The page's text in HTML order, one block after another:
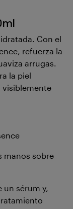
Con el
refuerza la
arrugas.
la piel
visiblemente
manos sobre
un sérum y,